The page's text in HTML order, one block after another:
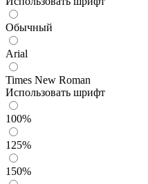
Обычный
Arial
Times New Roman
Использовать шрифт
100%
125%
150%